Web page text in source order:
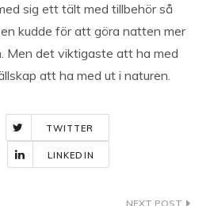
sig ett tält med tillbehör så
kudde för att göra natten mer
Men det viktigaste att ha med
att ha med ut i naturen.
TWITTER
LINKEDIN